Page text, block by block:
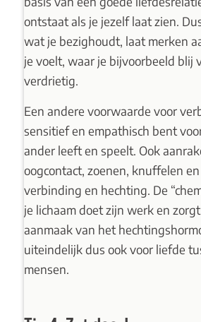
ontstaat als je jezelf laat zien.
wat je bezighoudt, laat merken
je voelt, waar je bijvoorbeeld blij
verdrietig.
Een andere voorwaarde voor
sensitief en empathisch bent
ander leeft en speelt. Ook
oogcontact, zoenen, knuffelen
verbinding en hechting. De
je lichaam doet zijn werk en
aanmaak van het
uiteindelijk dus ook voor liefde
mensen.